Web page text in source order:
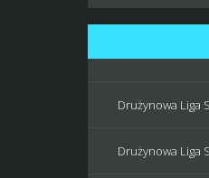
Drużynowa Liga
Drużynowa Liga